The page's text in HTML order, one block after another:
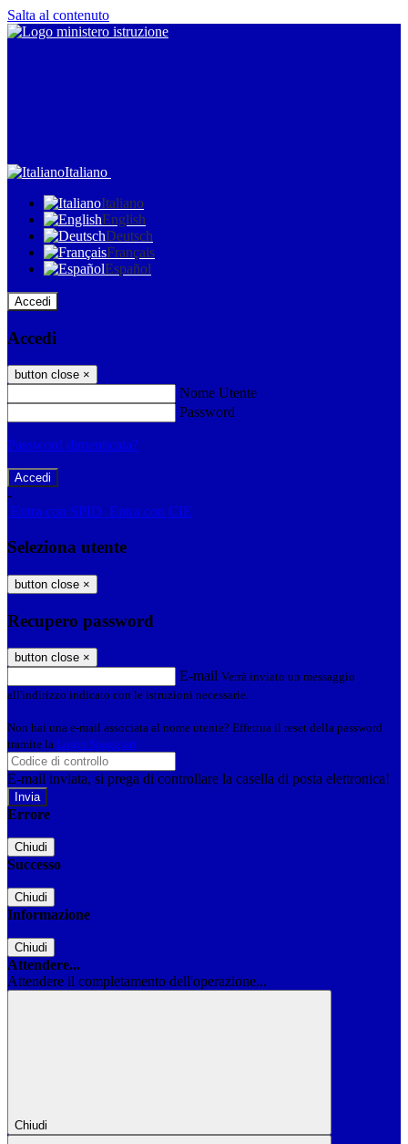
Salta al contenuto
Italiano
Italiano
English
Deutsch
Français
Español
Accedi
Accedi
button close ×
Nome Utente
Password
Password dimenticata?
-
Entra con SPID Entra con CIE
Seleziona utente
button close ×
Recupero password
button close ×
E-mail Verrà inviato un messaggio
all'indirizzo indicato con le istruzioni necessarie.
Non hai una e-mail associata al nome utente? Effettua il reset della password
tramite la Login Spaggiari
E-mail inviata, si prega di controllare la casella di posta elettronica!
Errore
Chiudi
Successo
Chiudi
Informazione
Chiudi
Attendere...
Attendere il completamento dell'operazione...
Chiudi